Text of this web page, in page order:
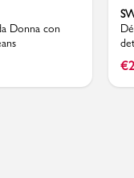
Donna con
€